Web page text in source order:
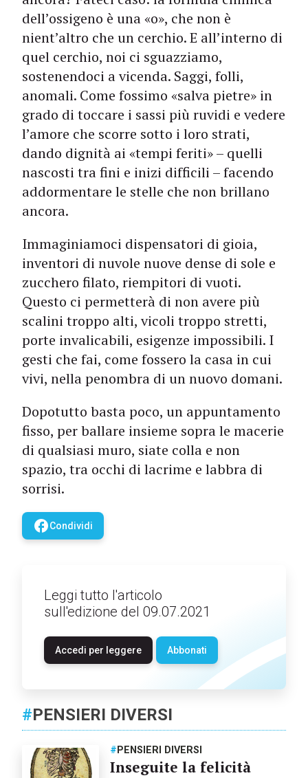
dell’ossigeno è una «o», che non è
nient’altro che un cerchio. E all’interno di
quel cerchio, noi ci sguazziamo,
sostenendoci a vicenda. Saggi, folli,
anomali. Come fossimo «salva pietre» in
grado di toccare i sassi più ruvidi e vedere
l’amore che scorre sotto i loro strati,
dando dignità ai «tempi feriti» – quelli
nascosti tra fini e inizi difficili – facendo
addormentare le stelle che non brillano
ancora.
Immaginiamoci dispensatori di gioia,
inventori di nuvole nuove dense di sole e
zucchero filato, riempitori di vuoti.
Questo ci permetterà di non avere più
scalini troppo alti, vicoli troppo stretti,
porte invalicabili, esigenze impossibili. I
gesti che fai, come fossero la casa in cui
vivi, nella penombra di un nuovo domani.
Dopotutto basta poco, un appuntamento
fisso, per ballare insieme sopra le macerie
di qualsiasi muro, siate colla e non
spazio, tra occhi di lacrime e labbra di
sorrisi.
facebookCondividi
Leggi tutto l'articolo
sull'edizione del 09.07.2021
Accedi per leggere Abbonati
#PENSIERI DIVERSI
# PENSIERI DIVERSI
Inseguite la felicità